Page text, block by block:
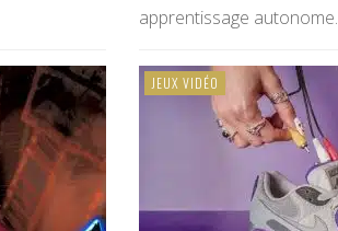
apprentissage autonome.
JEUX VIDÉO